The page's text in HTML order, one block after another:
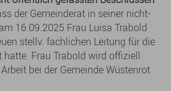
der Gemeinderat in seiner nicht-
16.09.2025 Frau Luisa Trabold
stellv. fachlichen Leitung für die
hatte. Frau Trabold wird offiziell
bei der Gemeinde Wüstenrot